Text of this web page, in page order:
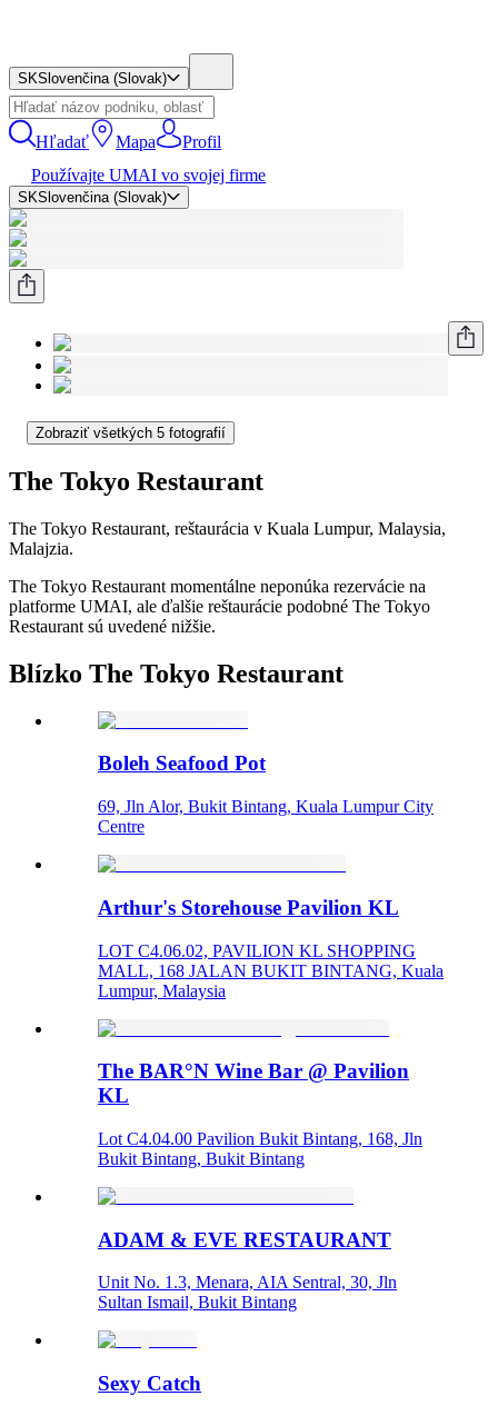
SKSlovenčina (Slovak)
Hľadať Mapa
Profil
Používajte UMAI vo svojej firme
SKSlovenčina (Slovak)
Zobraziť všetkých 5 fotografií
The Tokyo Restaurant
The Tokyo Restaurant, reštaurácia v Kuala Lumpur, Malaysia,
Malajzia.
The Tokyo Restaurant momentálne neponúka rezervácie na
platforme UMAI, ale ďalšie reštaurácie podobné The Tokyo
Restaurant sú uvedené nižšie.
Blízko The Tokyo Restaurant
Boleh Seafood Pot
69, Jln Alor, Bukit Bintang, Kuala Lumpur City
Centre
Arthur's Storehouse Pavilion KL
LOT C4.06.02, PAVILION KL SHOPPING
MALL, 168 JALAN BUKIT BINTANG, Kuala
Lumpur, Malaysia
The BAR°N Wine Bar @ Pavilion
KL
Lot C4.04.00 Pavilion Bukit Bintang, 168, Jln
Bukit Bintang, Bukit Bintang
ADAM & EVE RESTAURANT
Unit No. 1.3, Menara, AIA Sentral, 30, Jln
Sultan Ismail, Bukit Bintang
Sexy Catch